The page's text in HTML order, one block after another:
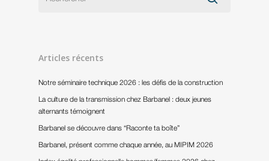
Articles récents
Notre séminaire technique 2026 : les défis de la construction
La culture de la transmission chez Barbanel : deux jeunes
alternants témoignent
Barbanel se découvre dans “Raconte ta boîte”
Barbanel, présent comme chaque année, au MIPIM 2026